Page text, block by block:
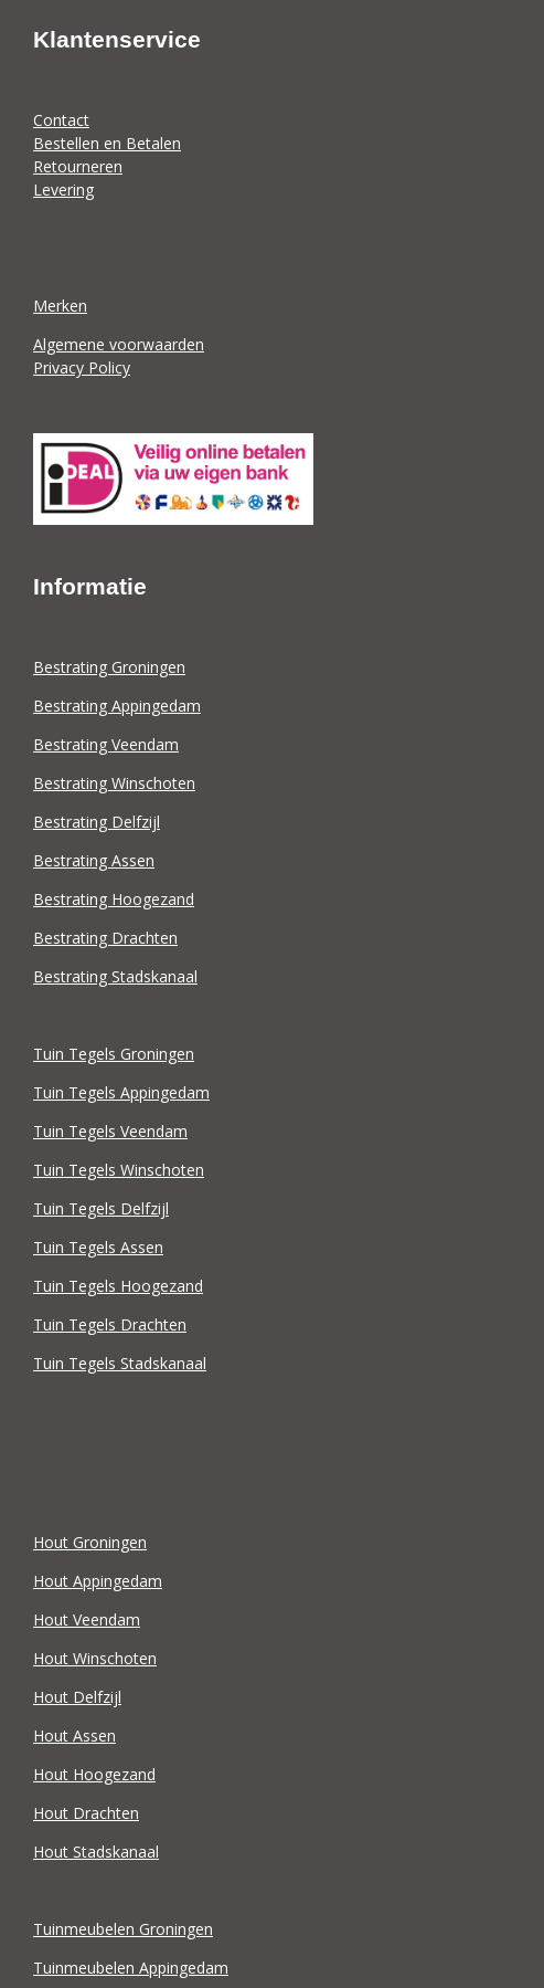
Klantenservice
Contact
Bestellen en Betalen
Retourneren
Levering
Merken
Algemene voorwaarden
Privacy Policy
Informatie
Bestrating Groningen
Bestrating Appingedam
Bestrating Veendam
Bestrating Winschoten
Bestrating Delfzijl
Bestrating Assen
Bestrating Hoogezand
Bestrating Drachten
Bestrating Stadskanaal
Tuin Tegels Groningen
Tuin Tegels Appingedam
Tuin Tegels Veendam
Tuin Tegels Winschoten
Tuin Tegels Delfzijl
Tuin Tegels Assen
Tuin Tegels Hoogezand
Tuin Tegels Drachten
Tuin Tegels Stadskanaal
Hout Groningen
Hout Appingedam
Hout Veendam
Hout Winschoten
Hout Delfzijl
Hout Assen
Hout Hoogezand
Hout Drachten
Hout Stadskanaal
Tuinmeubelen Groningen
Tuinmeubelen Appingedam